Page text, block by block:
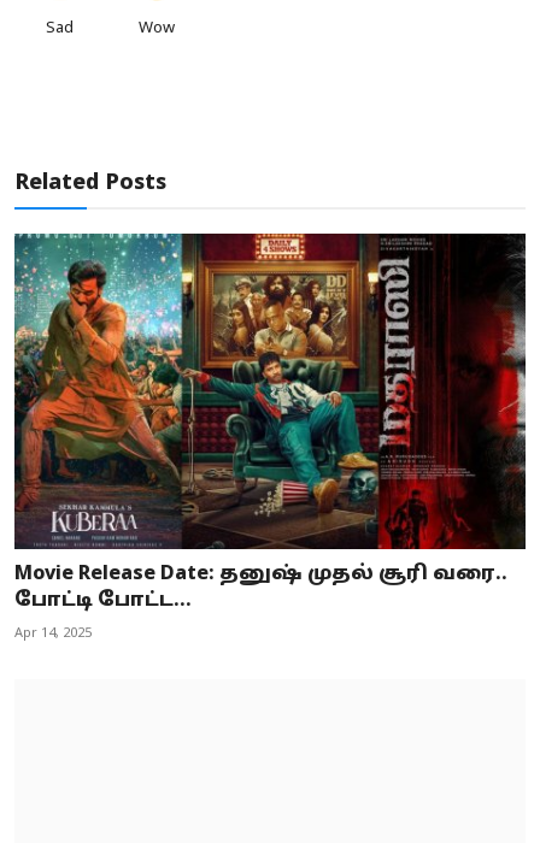
Sad Wow
Related Posts
Movie Release Date: தனுஷ் முதல் சூரி வரை..
போட்டி போட்ட...
Apr 14, 2025